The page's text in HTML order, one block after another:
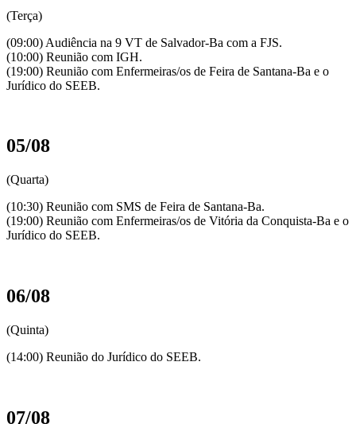
(Terça)
(09:00) Audiência na 9 VT de Salvador-Ba com a FJS.
(10:00) Reunião com IGH.
(19:00) Reunião com Enfermeiras/os de Feira de Santana-Ba e o
Jurídico do SEEB.
05/08
(Quarta)
(10:30) Reunião com SMS de Feira de Santana-Ba.
(19:00) Reunião com Enfermeiras/os de Vitória da Conquista-Ba e o
Jurídico do SEEB.
06/08
(Quinta)
(14:00) Reunião do Jurídico do SEEB.
07/08